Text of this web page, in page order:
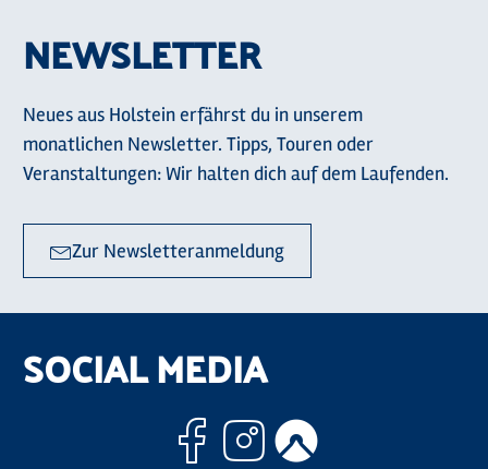
NEWSLETTER
Neues aus Holstein erfährst du in unserem
monatlichen Newsletter. Tipps, Touren oder
Veranstaltungen: Wir halten dich auf dem Laufenden.
Zur Newsletteranmeldung
SOCIAL MEDIA
Facebook
Instagram